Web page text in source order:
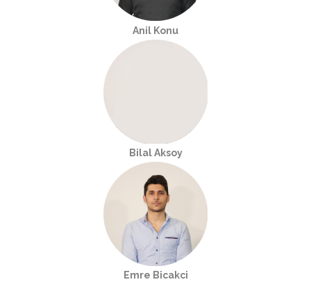
Anil Konu
Bilal Aksoy
Emre Bicakci